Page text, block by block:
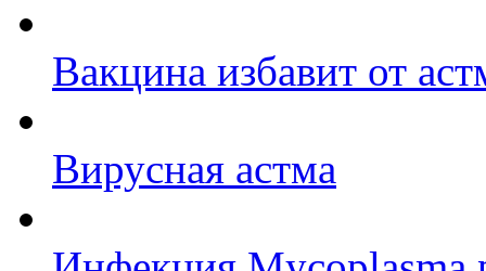
Вакцина избавит от
Вирусная астма